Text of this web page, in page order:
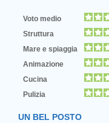
Voto medio
Struttura
Mare e spiaggia
Animazione
Cucina
Pulizia
UN BEL POSTO